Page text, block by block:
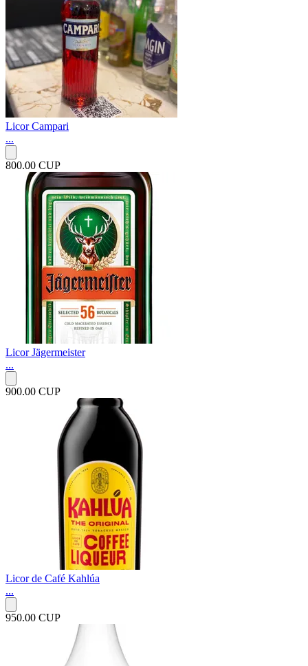
Licor Campari
...
800.00 CUP
Licor Jägermeister
...
900.00 CUP
Licor de Café Kahlúa
...
950.00 CUP